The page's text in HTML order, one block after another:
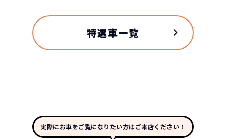
特選車一覧
実際にお車をご覧になりたい方はご来店ください！